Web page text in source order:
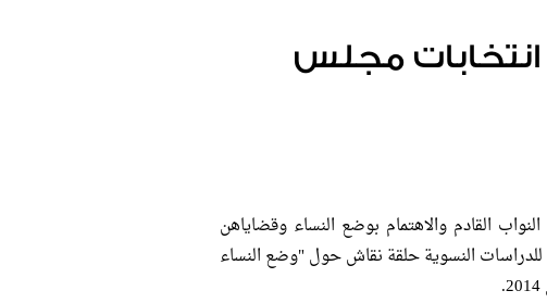
مجلس
القادم والاهتمام بوضع النساء وقضاياهن
النسوية حلقة نقاش حول "وضع النساء